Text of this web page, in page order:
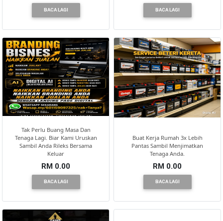
BACA LAGI BACA LAGI
Tak Perlu Buang Masa Dan
Tenaga Lagi. Biar Kami Uruskan
Sambil Anda Rileks Bersama
Keluar
RM 0.00
BACA LAGI
Buat Kerja Rumah 3x Lebih
Pantas Sambil Menjimatkan
Tenaga Anda.
RM 0.00
BACA LAGI
PEKERJAAN(0)
SERVIS(17)
HARTA
BENDA(1)
LAIN
KEPERLUAN(16)
SELECT